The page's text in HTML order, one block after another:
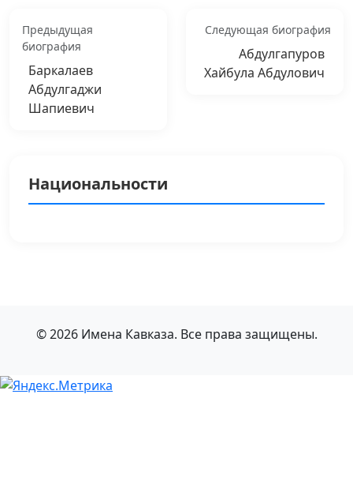
Предыдущая
биография
Баркалаев
Абдулгаджи
Шапиевич
Следующая биография
Абдулгапуров
Хайбула Абдулович
Национальности
© 2026 Имена Кавказа. Все права защищены.